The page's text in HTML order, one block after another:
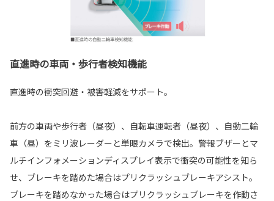
直進時の車両・歩行者検知機能
直進時の衝突回避・被害軽減をサポート。
前方の車両や歩行者（昼夜）、自転車運転者（昼夜）、自動二輪
車（昼）をミリ波レーダーと単眼カメラで検出。警報ブザーとマ
ルチインフォメーションディスプレイ表示で衝突の可能性を知ら
せ、ブレーキを踏めた場合はプリクラッシュブレーキアシスト。
ブレーキを踏めなかった場合はプリクラッシュブレーキを作動さ